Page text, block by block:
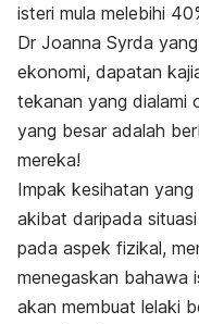
isteri mula melebihi
Dr Joanna Syrda
ekonomi, dapatan
tekanan yang dialami
yang besar adalah
mereka!
Impak kesihatan yang
akibat daripada
pada aspek fizikal,
menegaskan bahawa
akan membuat lelaki